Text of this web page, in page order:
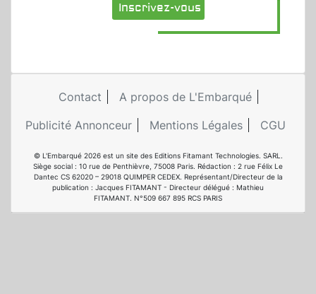
Inscrivez-vous
Contact
A propos de L'Embarqué
Publicité Annonceur
Mentions Légales CGU
© L'Embarqué 2026 est un site des Editions Fitamant Technologies. SARL.
Siège social : 10 rue de Penthièvre, 75008 Paris. Rédaction : 2 rue Félix Le
Dantec CS 62020 – 29018 QUIMPER CEDEX. Représentant/Directeur de la
publication : Jacques FITAMANT - Directeur délégué : Mathieu
FITAMANT. N°509 667 895 RCS PARIS